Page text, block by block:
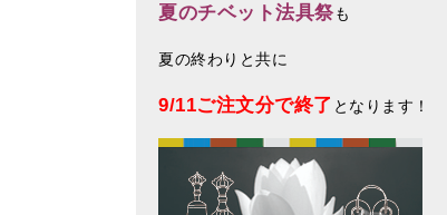
夏のチベット法具祭も
夏の終わりと共に
9/11ご注文分で終了 となります！